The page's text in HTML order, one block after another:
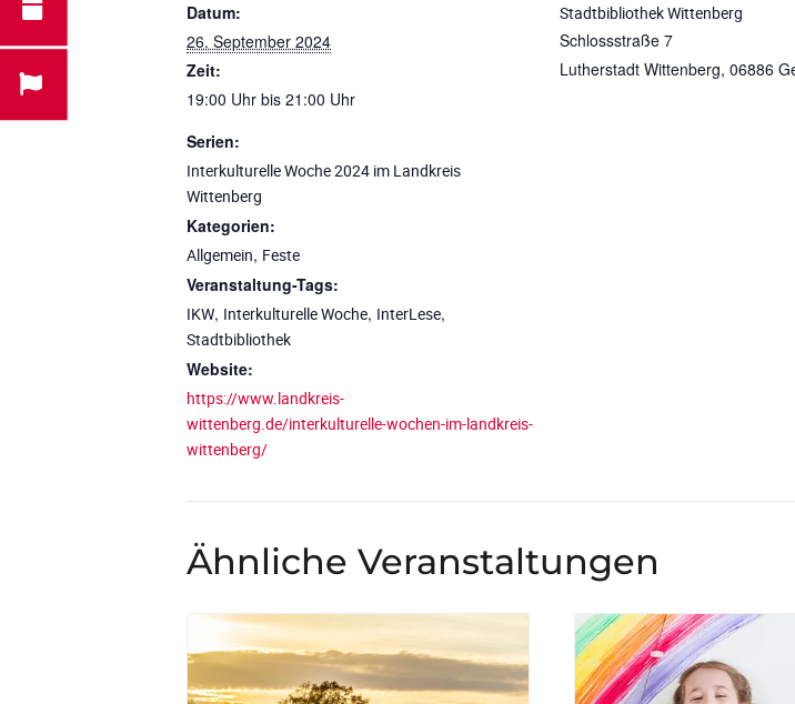
Datum:
26. September 2024
Zeit:
19:00 Uhr bis 21:00 Uhr
Serien:
Interkulturelle Woche 2024 im Landkreis
Wittenberg
Kategorien:
Allgemein, Feste
Veranstaltung-Tags:
IKW, Interkulturelle Woche, InterLese,
Stadtbibliothek
Website:
https://www.landkreis-
wittenberg.de/interkulturelle-wochen-im-landkreis-
wittenberg/
Stadtbibliothek Wittenberg
Schlossstraße 7
Lutherstadt Wittenberg, 06886
Ähnliche Veranstaltungen